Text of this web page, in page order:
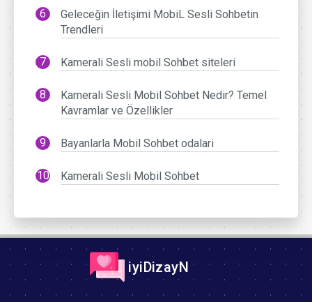
Geleceğin İletişimi MobiL Sesli Sohbetin
Trendleri
Kamerali Sesli mobil Sohbet siteleri
Kamerali Sesli Mobil Sohbet Nedir? Temel
Kavramlar ve Özellikler
Bayanlarla Mobil Sohbet odalari
Kamerali Sesli Mobil Sohbet
iyiDizayN